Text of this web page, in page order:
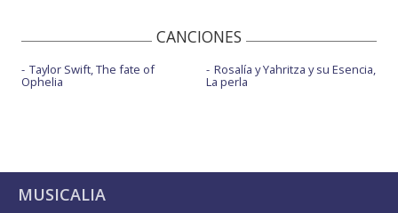
CANCIONES
Taylor Swift, The fate of
Ophelia
Rosalía y Yahritza y su Esencia,
La perla
MUSICALIA